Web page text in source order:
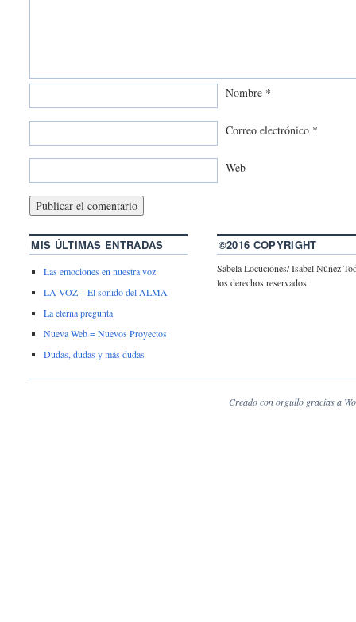
Nombre *
Correo electrónico *
Web
MIS ÚLTIMAS ENTRADAS
Las emociones en nuestra voz
LA VOZ – El sonido del ALMA
La eterna pregunta
Nueva Web = Nuevos Proyectos
Dudas, dudas y más dudas
©2016 COPYRIGHT
Sabela Locuciones/ Isabel Núñez
los derechos reservados
Creado con orgullo gracias a